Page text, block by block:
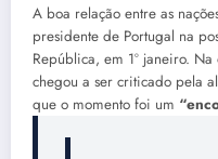
A boa relação entre as
presidente de Portugal na
República, em 1º janeiro.
chegou a ser criticado pela
que o momento foi um